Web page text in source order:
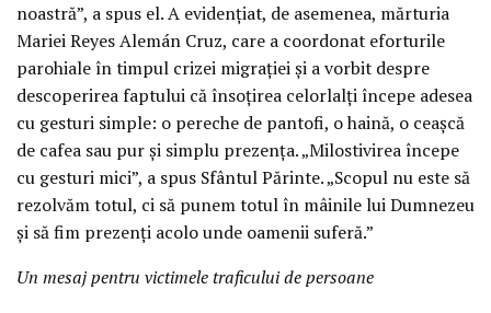
noastră”, a spus el. A evidențiat, de asemenea, mărturia
Mariei Reyes Alemán Cruz, care a coordonat eforturile
parohiale în timpul crizei migrației și a vorbit despre
descoperirea faptului că însoțirea celorlalți începe adesea
cu gesturi simple: o pereche de pantofi, o haină, o ceașcă
de cafea sau pur și simplu prezența. „Milostivirea începe
cu gesturi mici”, a spus Sfântul Părinte. „Scopul nu este să
rezolvăm totul, ci să punem totul în mâinile lui Dumnezeu
și să fim prezenți acolo unde oamenii suferă.”
Un mesaj pentru victimele traficului de persoane